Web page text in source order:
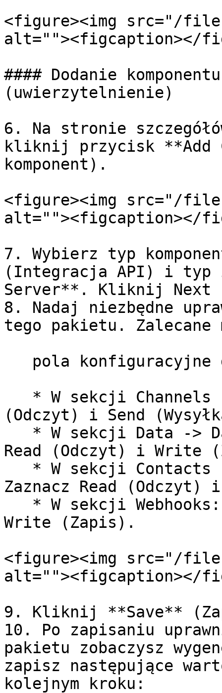
<figure><img src="/files/
alt=""><figcaption></
#### Dodanie
(uwierzytelnienie)
6. Na stronie
kliknij przycisk **Add
komponent).
<figure><img src="/files/
alt=""><figcaption></
7. Wybierz typ
(Integracja API) i
Server**. Kliknij Next
8. Nadaj niezbędne
tego pakietu. Zalecane
(Odczyt) i Send
Read (Odczyt) i Write
Zaznacz Read
Write (Zapis).
<figure><img src="/files/
alt=""><figcaption></
9. Kliknij **Save**
10. Po zapisaniu
pakietu zobaczysz
zapisz następujące
kolejnym kroku: